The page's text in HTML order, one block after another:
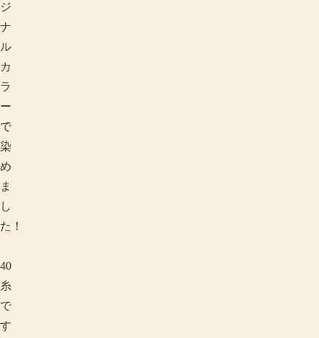
ジ
ナ
ル
カ
ラ
ー
で
染
め
ま
し
た！
40
糸
で
す